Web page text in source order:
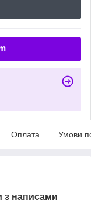
Оплата Умови
з написами